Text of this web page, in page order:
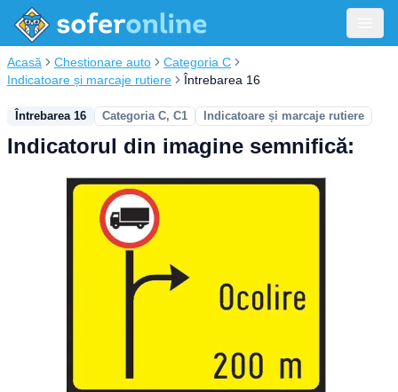
Acasă Chestionare auto
Categoria C
Indicatoare și marcaje rutiere
Întrebarea 16
Întrebarea 16 Categoria C, C1 Indicatoare și marcaje rutiere
Indicatorul din imagine semnifică: